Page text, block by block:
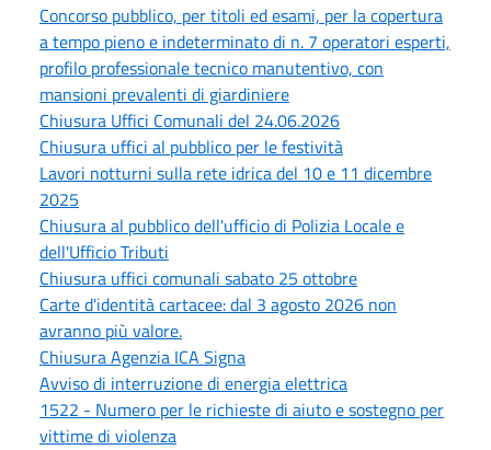
Concorso pubblico, per titoli ed esami, per la copertura
a tempo pieno e indeterminato di n. 7 operatori esperti,
profilo professionale tecnico manutentivo, con
mansioni prevalenti di giardiniere
Chiusura Uffici Comunali del 24.06.2026
Chiusura uffici al pubblico per le festività
Lavori notturni sulla rete idrica del 10 e 11 dicembre
2025
Chiusura al pubblico dell'ufficio di Polizia Locale e
dell'Ufficio Tributi
Chiusura uffici comunali sabato 25 ottobre
Carte d'identità cartacee: dal 3 agosto 2026 non
avranno più valore.
Chiusura Agenzia ICA Signa
Avviso di interruzione di energia elettrica
1522 - Numero per le richieste di aiuto e sostegno per
vittime di violenza